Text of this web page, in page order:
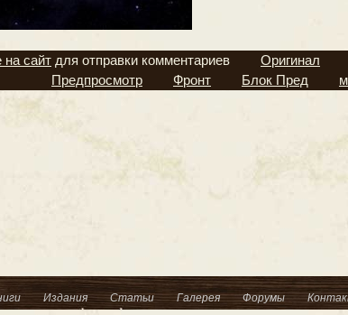
на сайт для отправки комментариев Оригинал
Предпросмотр
Фронт Блок Пред
Издания Статьи Галерея Форумы